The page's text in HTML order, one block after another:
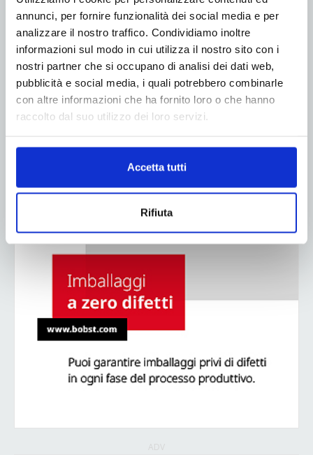
annunci, per fornire funzionalità dei social media e per
analizzare il nostro traffico. Condividiamo inoltre
informazioni sul modo in cui utilizza il nostro sito con i
nostri partner che si occupano di analisi dei dati web,
pubblicità e social media, i quali potrebbero combinarle
con altre informazioni che ha fornito loro o che hanno
raccolto dal suo utilizzo dei loro servizi.
Accetta tutti
Rifiuta